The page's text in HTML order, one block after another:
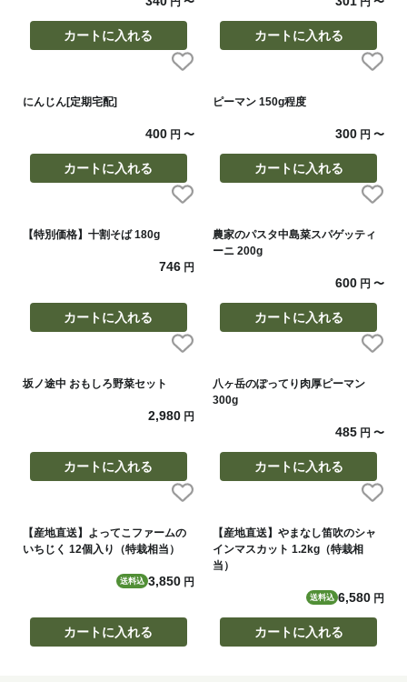
カートに入れる カートに入れる
にんじん[定期宅配]
400円 〜
カートに入れる
ピーマン 150g程度
300 円〜
カートに入れる
【特別価格】十割そば 180g
746円
カートに入れる
農家のパスタ中島菜スパゲッティ
ーニ 200g
600 円〜
カートに入れる
坂ノ途中 おもしろ野菜セット
2,980円
カートに入れる
八ヶ岳のぽってり肉厚ピーマン
300g
485 円〜
カートに入れる
【産地直送】よってこファームの
いちじく 12個入り（特栽相当）
送料込 3,850円
カートに入れる
【産地直送】やまなし笛吹のシャ
インマスカット 1.2kg（特栽相
当）
送料込 6,580 円
カートに入れる